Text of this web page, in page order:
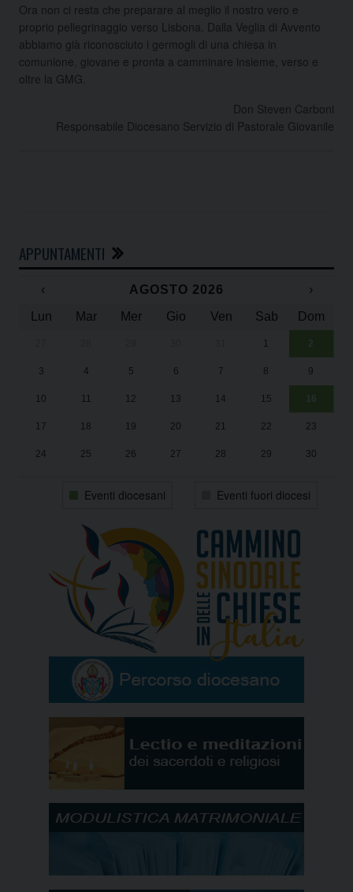
Ora non ci resta che preparare al meglio il nostro vero e
proprio pellegrinaggio verso Lisbona. Dalla Veglia di Avvento
abbiamo già riconosciuto i germogli di una chiesa in
comunione, giovane e pronta a camminare insieme, verso e
oltre la GMG.
Don Steven Carboni
Responsabile Diocesano Servizio di Pastorale Giovanile
APPUNTAMENTI
‹ AGOSTO 2026
›
Lun
Mar Mer Gio Ven Sab Dom
1 2
3 4 5 6 7 8 9
10 11 12 13 14 15 16
17 18 19 20 21 22 23
24 25 26 27 28 29 30
Eventi diocesani Eventi fuori diocesi